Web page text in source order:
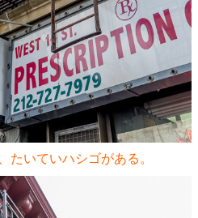
たいていハシゴがある。